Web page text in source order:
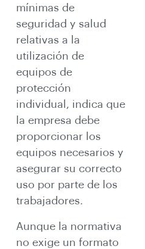
mínimas de
seguridad y salud
relativas a la
utilización de
equipos de
protección
individual, indica que
la empresa debe
proporcionar los
equipos necesarios y
asegurar su correcto
uso por parte de los
trabajadores.
Aunque la normativa
no exige un formato